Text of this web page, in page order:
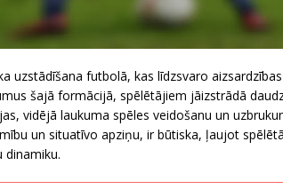
uzstādīšana futbolā, kas līdzsvaro
šajā formācijā, spēlētājiem jāizstrādā
vidējā laukuma spēles veidošanu un
un situatīvo apziņu, ir būtiska, ļaujot
dinamiku.